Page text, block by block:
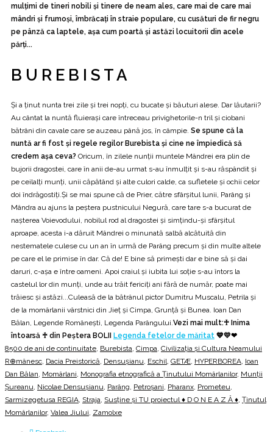
mulțimi de tineri nobili și tinere de neam ales, care mai de care mai
mândri și frumoși, îmbrăcați în straie populare, cu cusături de fir negru
pe pânză ca laptele, așa cum poartă și astăzi locuitorii din acele
părți...
B U R E B I S T A
Și a ținut nunta trei zile și trei nopți, cu bucate și băuturi alese. Dar lăutarii?
Au cântat la nuntă fluierași care întreceau privighetorile-n tril și ciobani
bătrâni din cavale care se auzeau până jos, în câmpie. Se spune că la
nuntă ar fi fost și regele regilor Burebista și cine ne împiedică să
credem așa ceva? Oricum, în zilele nunții muntele Mândrei era plin de
bujorii dragostei, care în anii de-au urmat s-au înmulțit și s-au răspândit și
pe ceilalți munți, unii căpătând și alte culori calde, ca sufletele și ochii celor
doi îndrăgostiți.Și se mai spune că de Prier, către sfârșitul lunii, Parâng și
Mândra au ajuns la peștera pustnicului Negură, care tare s-a bucurat de
nașterea Voievodului, nobilul rod al dragostei și simțindu-și sfârșitul
aproape, acesta i-a dăruit Mândrei o minunată salbă alcătuită din
nestematele culese cu un an în urmă de Parâng precum și din multe altele
pe care el le primise în dar. Că de! E bine să primești dar e bine să și dai
daruri, c-așa e între oameni. Apoi craiul și iubita lui soție s-au întors la
castelul lor din munți, unde au trăit fericiți ani fără de număr, poate mai
trăiesc și astăzi...Culeasă de la bătrânul pictor Dumitru Muscalu, Petrila și
de la momârlanii vârstnici din Jieţ şi Cimpa, Grunţă şi Bunea. Ioan Dan
Bălan, Legende Românești, Legenda Parângului.Vezi mai mult:♰ Inima
întoarsă ♰ din Peștera BOLII
Legenda fetelor de măritat 💙💛❤
8500 de ani de continuitate, Burebista, Cimpa, Civilizația și Cultura Neamului
R⊕mânesc, Dacia Preistorică, Densuşianu, Eschil, GETÆ, HYPERBOREA, Ioan
Dan Bălan, Momârlani, Monografia etnografică a Ținutului Momârlanilor, Munții
Șureanu, Nicolae Densuşianu, Parâng, Petroșani, Pharanx, Prometeu,
Sarmizegetusa REGIA, Straja, Susține și TU proiectul ♦ D O N E A Z Ă ♦, Ținutul
Momârlanilor, Valea Jiului, Zamolxe